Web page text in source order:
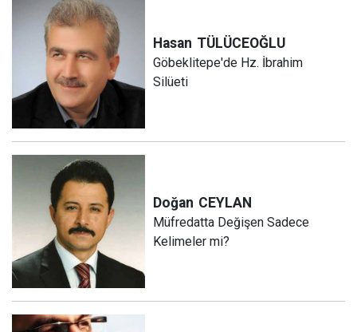
Hasan TÜLÜCEOĞLU
Göbeklitepe'de Hz. İbrahim
Silüeti
Doğan CEYLAN
Müfredatta Değişen Sadece
Kelimeler mi?